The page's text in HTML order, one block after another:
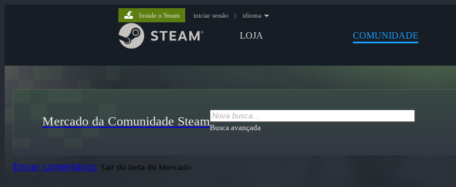
LOJA COMUNIDADE
Instale o Steam iniciar sessão | idioma
Mercado da Comunidade SteamBusca avançada
Enviar comentários Sair do beta do Mercado